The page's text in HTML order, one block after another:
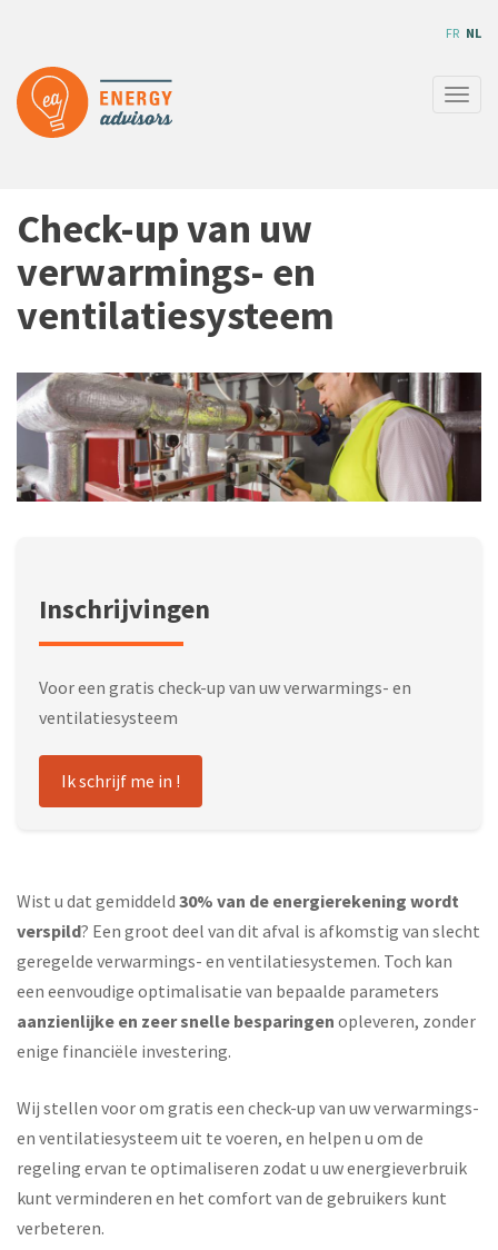
inhoud
gaan
FR NL
Check-up van uw
verwarmings- en
ventilatiesysteem
Inschrijvingen
Voor een gratis check-up van uw verwarmings- en
ventilatiesysteem
Ik schrijf me in !
Wist u dat gemiddeld 30% van de energierekening wordt
verspild? Een groot deel van dit afval is afkomstig van slecht
geregelde verwarmings- en ventilatiesystemen. Toch kan
een eenvoudige optimalisatie van bepaalde parameters
aanzienlijke en zeer snelle besparingen opleveren, zonder
enige financiële investering.
Wij stellen voor om gratis een check-up van uw verwarmings-
en ventilatiesysteem uit te voeren, en helpen u om de
regeling ervan te optimaliseren zodat u uw energieverbruik
kunt verminderen en het comfort van de gebruikers kunt
verbeteren.